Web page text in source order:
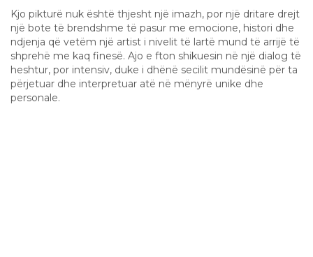
Kjo pikturë nuk është thjesht një imazh, por një dritare drejt
një bote të brendshme të pasur me emocione, histori dhe
ndjenja që vetëm një artist i nivelit të lartë mund të arrijë të
shprehë me kaq finesë. Ajo e fton shikuesin në një dialog të
heshtur, por intensiv, duke i dhënë secilit mundësinë për ta
përjetuar dhe interpretuar atë në mënyrë unike dhe
personale.